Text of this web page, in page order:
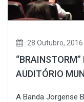
28 Outubro, 2016
AUDITÓRIO
A Banda Jorgense